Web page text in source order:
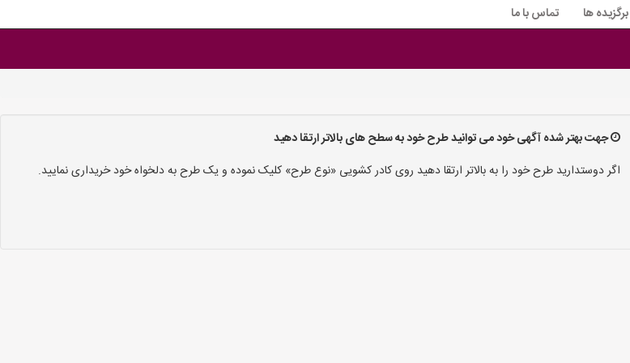
برگزیده ها تماس با ما
جهت بهتر شده آگهی خود می توانید طرح خود به سطح های بالاتر ارتقا دهید
اگر دوستدارید طرح خود را به بالاتر ارتقا دهید روی کادر کشویی «نوع طرح» کلیک نموده و یک طرح به دلخواه خود خریداری نمایید.